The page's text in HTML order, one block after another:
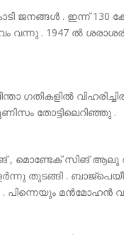
ജനങ്ങൾ . ഇന്ന് 130
വന്നു . 1947 ൽ
ഗതികളിൽ
തോട്ടിലെറിഞ്ഞു .
, മൊണ്ടേക് സിങ് ആലു
തുടങ്ങി .
. പിന്നെയും